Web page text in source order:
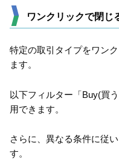
ワンクリックで閉じ
特定の取引タイプをワン
ます。
以下フィルター「Buy(買
用できます。
さらに、異なる条件に従
す。